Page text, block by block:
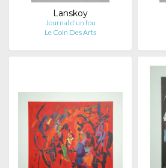
Lanskoy
Journal d'un fou
Le Coin Des Arts